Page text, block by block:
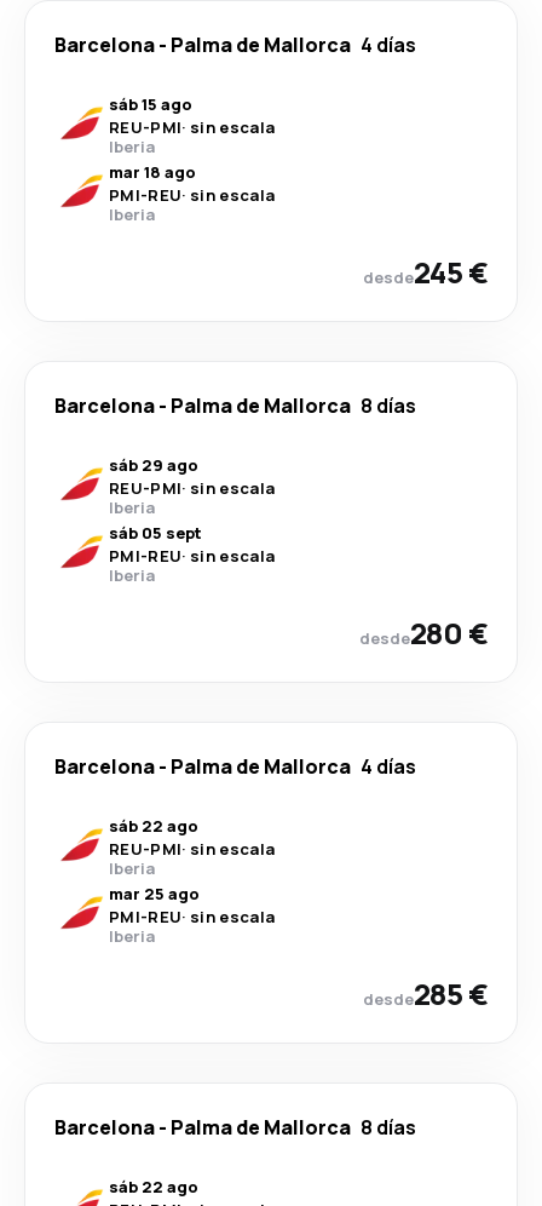
Barcelona- Palma de Mallorca 4 días
sáb 15 ago
REU-PMI· sin escala
Iberia
mar 18 ago
PMI-REU· sin escala
Iberia
desde245 €
Barcelona- Palma de Mallorca 8 días
sáb 29 ago
REU-PMI· sin escala
Iberia
sáb 05 sept
PMI-REU· sin escala
Iberia
desde280 €
Barcelona- Palma de Mallorca 4 días
sáb 22 ago
REU-PMI· sin escala
Iberia
mar 25 ago
PMI-REU· sin escala
Iberia
desde285 €
Barcelona- Palma de Mallorca 8 días
sáb 22 ago